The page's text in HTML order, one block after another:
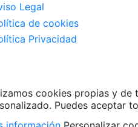
Legal
de cookies
Privacidad
cookies propias y de
Puedes aceptar